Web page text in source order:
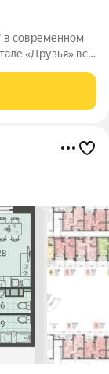
в современном
«Друзья» все
для